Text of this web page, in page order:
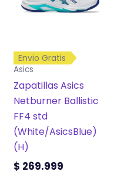
Envio Gratis
Asics
Zapatillas Asics
Netburner Ballistic
FF4 std
(White/AsicsBlue)
(H)
$ 269.999
opciones
se
pueden
elegir
en
la
página
de
producto